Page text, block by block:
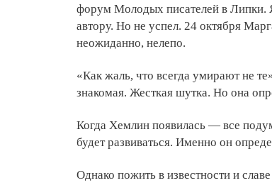
форум Молодых писателей в Липки.
автору. Но не успел. 24 октября
неожиданно, нелепо.
«Как жаль, что всегда умирают не
знакомая. Жесткая шутка. Но она
Когда Хемлин появилась — все
будет развиваться. Именно он
Однако пожить в известности и